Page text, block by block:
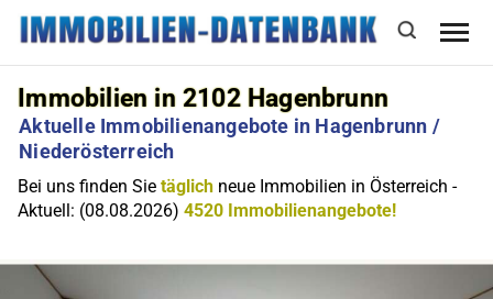
Immobilien in 2102 Hagenbrunn
Aktuelle Immobilienangebote in Hagenbrunn /
Niederösterreich
Bei uns finden Sietäglich neue Immobilien in Österreich -
Aktuell: (08.08.2026)4520 Immobilienangebote!